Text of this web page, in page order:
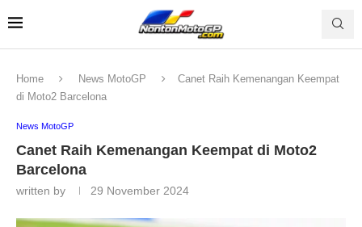
Home News MotoGP
Canet Raih Kemenangan Keempat
di Moto2 Barcelona
News MotoGP
Canet Raih Kemenangan Keempat di Moto2
Barcelona
written by 29 November 2024